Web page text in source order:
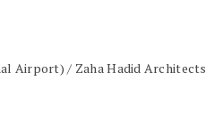
Airport) / Zaha Hadid Architects